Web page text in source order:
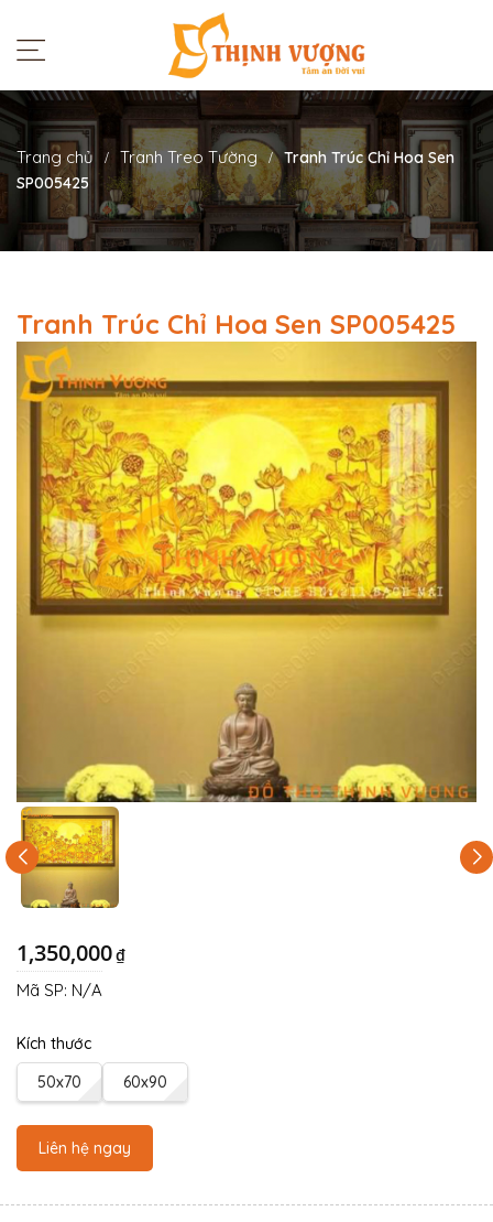
Trang chủ Tranh Treo Tường
Tranh Trúc Chỉ Hoa Sen
SP005425
Tranh Trúc Chỉ Hoa Sen SP005425
1,350,000₫
Kích thước
50x70
60x90
Liên hệ ngay
Mã SP: N/A